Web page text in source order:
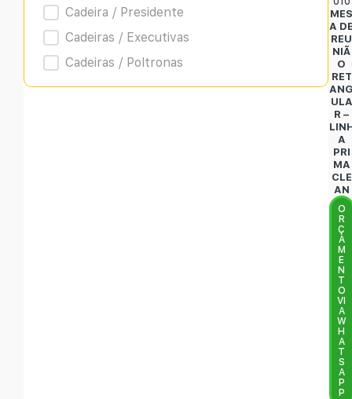
Cadeira / Presidente
Cadeiras / Executivas
Cadeiras / Poltronas
A
REU
NIÃ
O
RET
ULA
R –
A
PRI
MA
CLE
AN
O
R
Ç
A
M
E
N
T
O
VI
A
W
H
A
T
S
A
P
P